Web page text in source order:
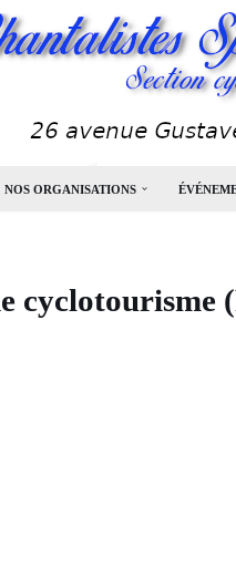
NOS ORGANISATIONS
cyclotourisme